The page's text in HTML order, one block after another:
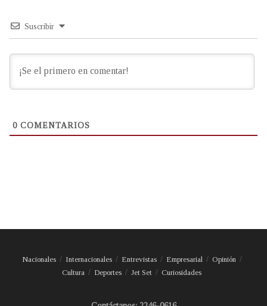
Suscribir
0 COMENTARIOS
Nacionales Internacionales Entrevistas Empresarial
Opinión
Cultura
Deportes Jet Set Curiosidades